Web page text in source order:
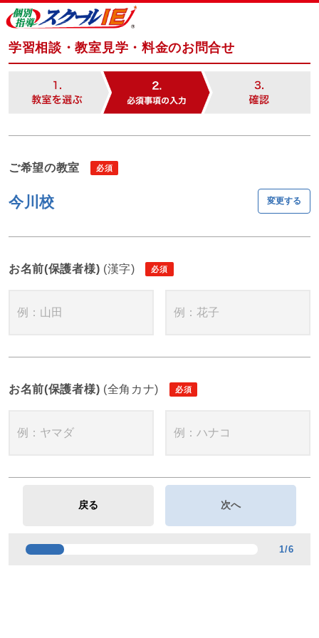
学習相談・教室見学・料金のお問合せ
ご希望の教室
今川校 変更する
お名前(保護者様) (漢字)
お名前(保護者様) (全角カナ)
1/6